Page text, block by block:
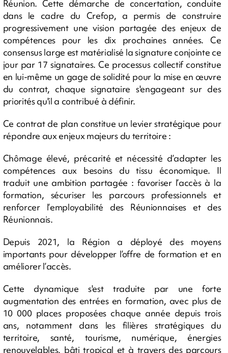
Réunion. Cette démarche de concertation, conduite
dans le cadre du Crefop, a permis de construire
progressivement une vision partagée des enjeux de
compétences pour les dix prochaines années. Ce
consensus large est matérialisé la signature conjointe ce
jour par 17 signataires. Ce processus collectif constitue
en lui-même un gage de solidité pour la mise en œuvre
du contrat, chaque signataire s'engageant sur des
priorités qu'il a contribué à définir.
Ce contrat de plan constitue un levier stratégique pour
répondre aux enjeux majeurs du territoire :
Chômage élevé, précarité et nécessité d’adapter les
compétences aux besoins du tissu économique. Il
traduit une ambition partagée : favoriser l’accès à la
formation, sécuriser les parcours professionnels et
renforcer l’employabilité des Réunionnaises et des
Réunionnais.
Depuis 2021, la Région a déployé des moyens
importants pour développer l’offre de formation et en
améliorer l’accès.
Cette dynamique s'est traduite par une forte
augmentation des entrées en formation, avec plus de
10 000 places proposées chaque année depuis trois
ans, notamment dans les filières stratégiques du
territoire, santé, tourisme, numérique, énergies
renouvelables, bâti tropical et à travers des parcours